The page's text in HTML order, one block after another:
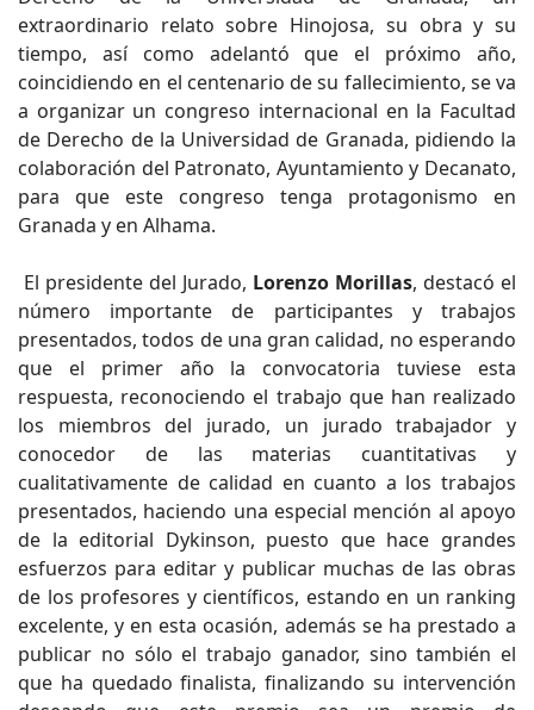
extraordinario relato sobre Hinojosa, su obra y su
tiempo, así como adelantó que el próximo año,
coincidiendo en el centenario de su fallecimiento, se va
a organizar un congreso internacional en la Facultad
de Derecho de la Universidad de Granada, pidiendo la
colaboración del Patronato, Ayuntamiento y Decanato,
para que este congreso tenga protagonismo en
Granada y en Alhama.
El presidente del Jurado, Lorenzo Morillas, destacó el
número importante de participantes y trabajos
presentados, todos de una gran calidad, no esperando
que el primer año la convocatoria tuviese esta
respuesta, reconociendo el trabajo que han realizado
los miembros del jurado, un jurado trabajador y
conocedor de las materias cuantitativas y
cualitativamente de calidad en cuanto a los trabajos
presentados, haciendo una especial mención al apoyo
de la editorial Dykinson, puesto que hace grandes
esfuerzos para editar y publicar muchas de las obras
de los profesores y científicos, estando en un ranking
excelente, y en esta ocasión, además se ha prestado a
publicar no sólo el trabajo ganador, sino también el
que ha quedado finalista, finalizando su intervención